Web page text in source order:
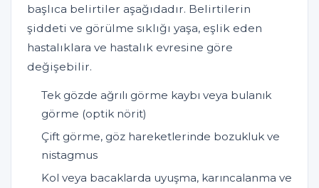
başlıca belirtiler aşağıdadır. Belirtilerin
şiddeti ve görülme sıklığı yaşa, eşlik eden
hastalıklara ve hastalık evresine göre
değişebilir.
Tek gözde ağrılı görme kaybı veya bulanık
görme (optik nörit)
Çift görme, göz hareketlerinde bozukluk ve
nistagmus
Kol veya bacaklarda uyuşma, karıncalanma ve